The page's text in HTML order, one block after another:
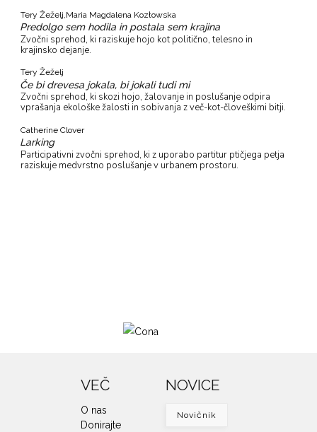
Tery Žeželj, Maria Magdalena Kozłowska
Predolgo sem hodila in postala sem krajina
Zvočni sprehod, ki raziskuje hojo kot politično, telesno in
krajinsko dejanje.
Tery Žeželj
Če bi drevesa jokala, bi jokali tudi mi
Zvočni sprehod, ki skozi hojo, žalovanje in poslušanje odpira
vprašanja ekološke žalosti in sobivanja z več-kot-človeškimi bitji.
Catherine Clover
Larking
Participativni zvočni sprehod, ki z uporabo partitur ptičjega petja
raziskuje medvrstno poslušanje v urbanem prostoru.
VEČ
O nas
Donirajte
NOVICE
Novičnik